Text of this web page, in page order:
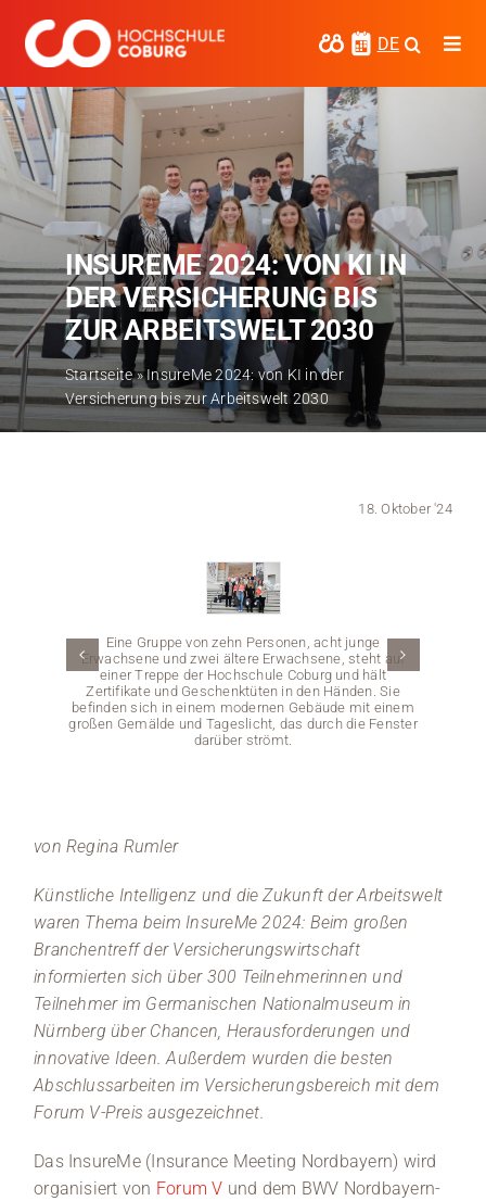
Inhalt
springen
DE
Studieren
Forschen
Kooperieren
Hochschule Coburg
Regionalentwicklung
Entdecke die Region
Informationen für …
News
Veranstaltungen
INSUREME 2024: VON KI IN
DER VERSICHERUNG BIS
ZUR ARBEITSWELT 2030
Startseite»InsureMe 2024: von KI in der
Versicherung bis zur Arbeitswelt 2030
18. Oktober '24
Eine Gruppe von zehn Personen, acht junge
Erwachsene und zwei ältere Erwachsene, steht auf
einer Treppe der Hochschule Coburg und hält
Zertifikate und Geschenktüten in den Händen. Sie
befinden sich in einem modernen Gebäude mit einem
großen Gemälde und Tageslicht, das durch die Fenster
darüber strömt.
von Regina Rumler
Künstliche Intelligenz und die Zukunft der Arbeitswelt
waren Thema beim InsureMe 2024: Beim großen
Branchentreff der Versicherungswirtschaft
informierten sich über 300 Teilnehmerinnen und
Teilnehmer im Germanischen Nationalmuseum in
Nürnberg über Chancen, Herausforderungen und
innovative Ideen. Außerdem wurden die besten
Abschlussarbeiten im Versicherungsbereich mit dem
Forum V-Preis ausgezeichnet.
Das InsureMe (Insurance Meeting Nordbayern) wird
organisiert von Forum V und dem BWV Nordbayern-